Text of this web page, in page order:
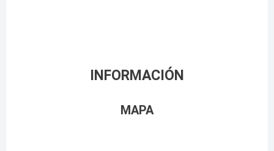
INFORMACIÓN
MAPA